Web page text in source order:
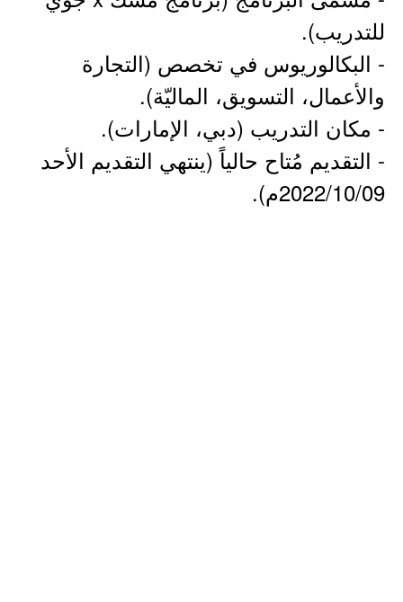
للتدريب).
- البكالوريوس في تخصص (التجارة
والأعمال، التسويق، الماليّة).
- مكان التدريب (دبي، الإمارات).
- التقديم مُتاح حالياً (ينتهي التقديم الأحد
2022/10/09م).